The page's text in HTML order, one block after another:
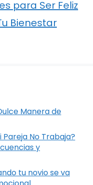
para Ser Feliz
Bienestar
Manera de
Pareja No Trabaja?
y
tu novio se va